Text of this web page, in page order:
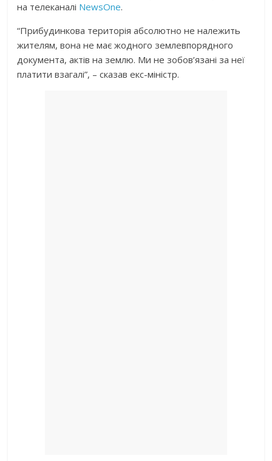
на телеканалі NewsOne.
“Прибудинкова територія абсолютно не належить
жителям, вона не має жодного землевпорядного
документа, актів на землю. Ми не зобов’язані за неї
платити взагалі”, – сказав екс-міністр.